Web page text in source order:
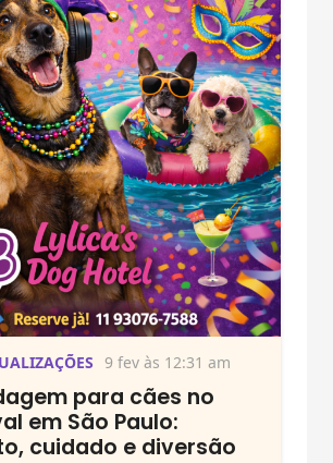
9 fev às 12:31 am
para cães no
em São Paulo:
cuidado e diversão